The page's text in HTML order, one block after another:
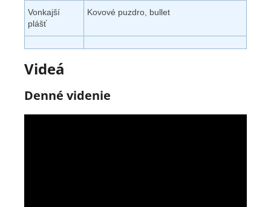
Vonkajší
plášť
Kovové puzdro, bullet
Videá
Denné videnie